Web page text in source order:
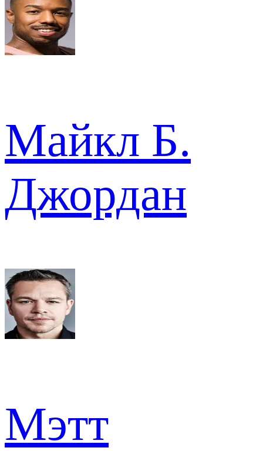
Майкл Б.
Джордан
Мэтт